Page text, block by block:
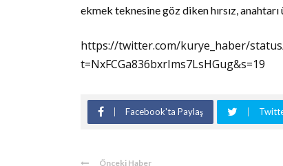
ekmek teknesine göz diken hırsız,
https://twitter.com/kurye_haber/
t=NxFCGa836bxrIms7LsHGug&s=19
Facebook'ta Paylaş
Önceki Haber